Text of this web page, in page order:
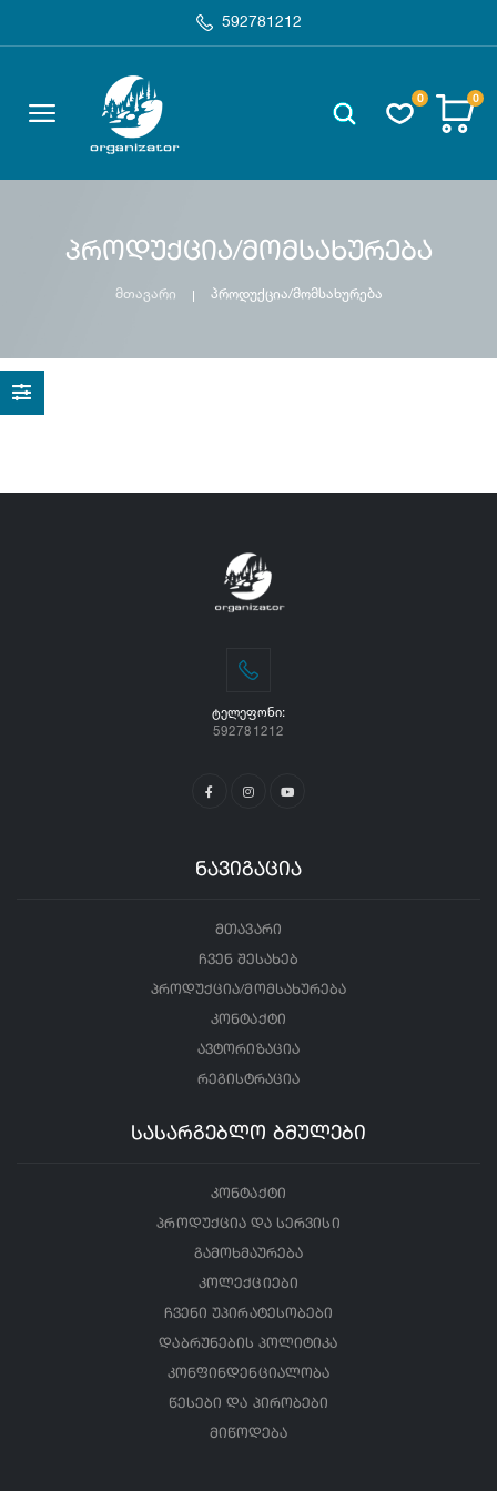
592781212
0 0
პროდუქცია/მომსახურება
მთავარი პროდუქცია/მომსახურება
ᲢᲔᲚᲔᲤᲝᲜᲘ:
592781212
ნავიგაცია
მთავარი
ჩვენ შესახებ
პროდუქცია/მომსახურება
კონტაქტი
ავტორიზაცია
რეგისტრაცია
სასარგებლო ბმულები
კონტაქტი
პროდუქცია და სერვისი
გამოხმაურება
კოლექციები
ჩვენი უპირატესობები
დაბრუნების პოლიტიკა
კონფინდენციალობა
წესები და პირობები
მიწოდება